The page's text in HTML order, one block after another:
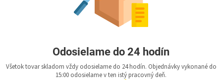
Odosielame do 24 hodín
Všetok tovar skladom vždy odosielame do 24 hodín. Objednávky vykonané do
15:00 odosielame v ten istý pracovný deň.